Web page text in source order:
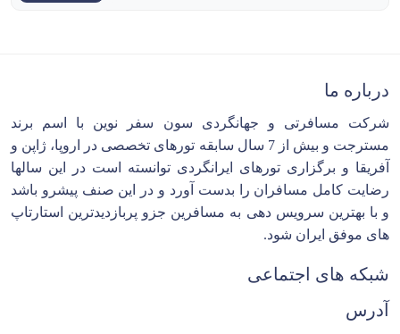
درباره ما
شرکت مسافرتی و جهانگردی سون سفر نوین با اسم برند
مسترجت و بیش از 7 سال سابقه تورهای تخصصی در اروپا، ژاپن و
آفریقا و برگزاری تورهای ایرانگردی توانسته است در این سالها
رضایت کامل مسافران را بدست آورد و در این صنف پیشرو باشد
و با بهترین سرویس دهی به مسافرین جزو پربازدیدترین استارتاپ
های موفق ایران شود.
شبکه های اجتماعی
آدرس